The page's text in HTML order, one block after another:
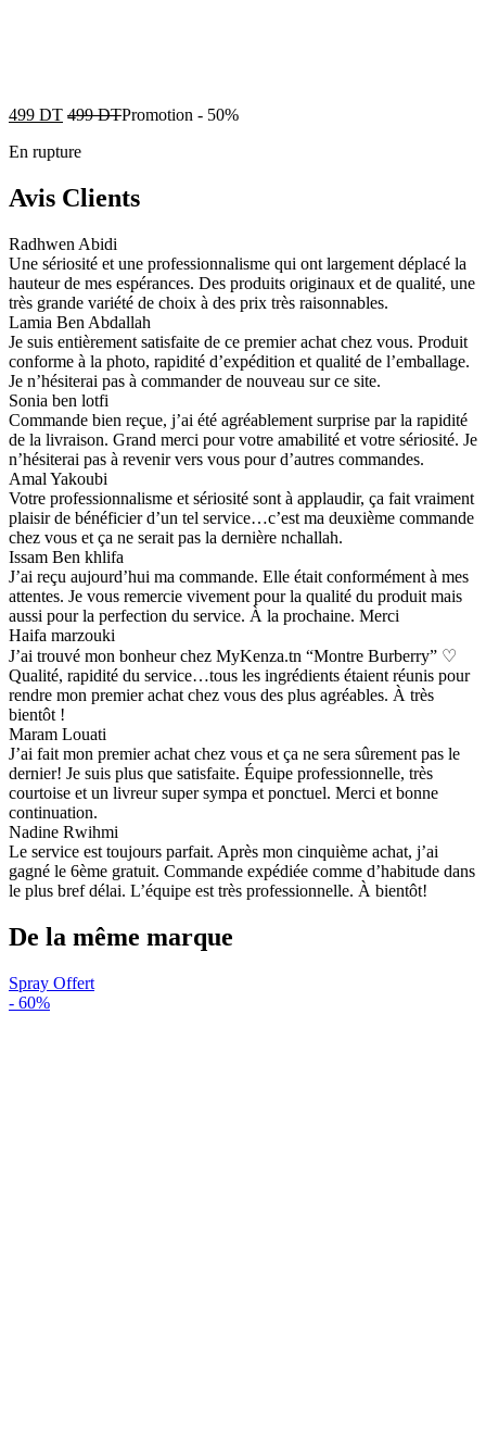
499 DT 499DTPromotion - 50%
En rupture
Avis Clients
Radhwen Abidi
Une sériosité et une professionnalisme qui ont largement déplacé la
hauteur de mes espérances. Des produits originaux et de qualité, une
très grande variété de choix à des prix très raisonnables.
Lamia Ben Abdallah
Je suis entièrement satisfaite de ce premier achat chez vous. Produit
conforme à la photo, rapidité d’expédition et qualité de l’emballage.
Je n’hésiterai pas à commander de nouveau sur ce site.
Sonia ben lotfi
Commande bien reçue, j’ai été agréablement surprise par la rapidité
de la livraison. Grand merci pour votre amabilité et votre sériosité. Je
n’hésiterai pas à revenir vers vous pour d’autres commandes.
Amal Yakoubi
Votre professionnalisme et sériosité sont à applaudir, ça fait vraiment
plaisir de bénéficier d’un tel service…c’est ma deuxième commande
chez vous et ça ne serait pas la dernière nchallah.
Issam Ben khlifa
J’ai reçu aujourd’hui ma commande. Elle était conformément à mes
attentes. Je vous remercie vivement pour la qualité du produit mais
aussi pour la perfection du service. À la prochaine. Merci
Haifa marzouki
J’ai trouvé mon bonheur chez MyKenza.tn “Montre Burberry” ♡
Qualité, rapidité du service…tous les ingrédients étaient réunis pour
rendre mon premier achat chez vous des plus agréables. À très
bientôt !
Maram Louati
J’ai fait mon premier achat chez vous et ça ne sera sûrement pas le
dernier! Je suis plus que satisfaite. Équipe professionnelle, très
courtoise et un livreur super sympa et ponctuel. Merci et bonne
continuation.
Nadine Rwihmi
Le service est toujours parfait. Après mon cinquième achat, j’ai
gagné le 6ème gratuit. Commande expédiée comme d’habitude dans
le plus bref délai. L’équipe est très professionnelle. À bientôt!
De la même marque
Spray Offert
- 60%